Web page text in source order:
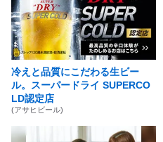
冷えと品質にこだわる生ビー
ル。スーパードライ SUPERCO
LD認定店
(アサヒビール)